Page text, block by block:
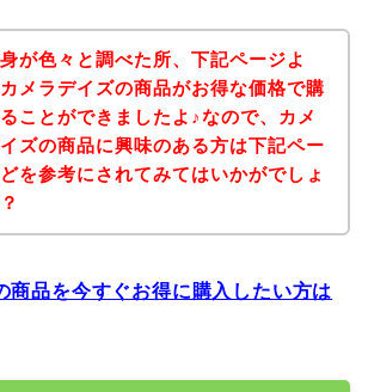
が色々と調べた所、下記ページよ
メラデイズの商品がお得な価格で購
ことができましたよ♪なので、カメ
ズの商品に興味のある方は下記ペー
を参考にされてみてはいかがでしょ
商品を今すぐお得に購入したい方は